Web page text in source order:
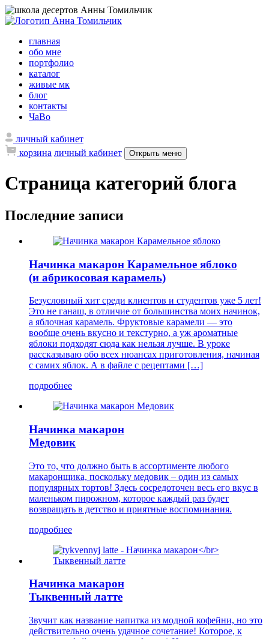
главная
обо мне
портфолио
каталог
живые мк
блог
контакты
ЧаВо
личный кабинет
корзина личный кабинет Открыть меню
Страница категорий блога
Последние записи
Начинка макарон Карамельное яблоко
(и абрикосовая карамель)
Безусловный хит среди клиентов и студентов уже 5 лет!
Это не ганаш, в отличие от большинства моих начинок,
а яблочная карамель. Фруктовые карамели — это
вообще очень вкусно и текстурно, а уж ароматные
яблоки подходят сюда как нельзя лучше. В уроке
рассказываю обо всех нюансах приготовления, начиная
с самих яблок. А в файле с рецептами […]
подробнее
Начинка макарон
Медовик
Это то, что должно быть в ассортименте любого
макаронщика, поскольку медовик – один из самых
популярных тортов! Здесь сосредоточен весь его вкус в
маленьком пирожном, которое каждый раз будет
возвращать в детство и приятные воспоминания.
подробнее
Начинка макарон
Тыквенный латте
Звучит как название напитка из модной кофейни, но это
действительно очень удачное сочетание! Которое, к